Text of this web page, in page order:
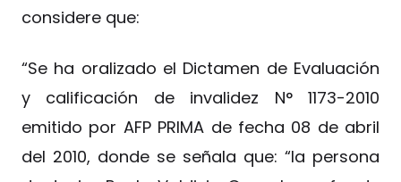
considere que:
“Se ha oralizado el Dictamen de Evaluación
y calificación de invalidez N° 1173-2010
emitido por AFP PRIMA de fecha 08 de abril
del 2010, donde se señala que: “la persona